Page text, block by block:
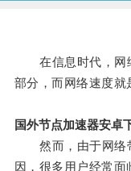
在信息时代，网
部分，而网络速度就
国外节点加速器安卓
然而，由于网络
因，很多用户经常面